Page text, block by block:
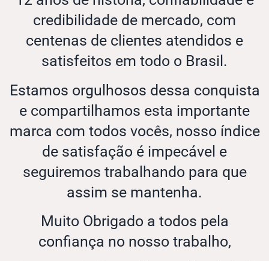
credibilidade de mercado, com
centenas de clientes atendidos e
satisfeitos em todo o Brasil.
Estamos orgulhosos dessa conquista
e compartilhamos esta importante
marca com todos vocês, nosso índice
de satisfação é impecável e
seguiremos trabalhando para que
assim se mantenha.
Muito Obrigado a todos pela
confiança no nosso trabalho,